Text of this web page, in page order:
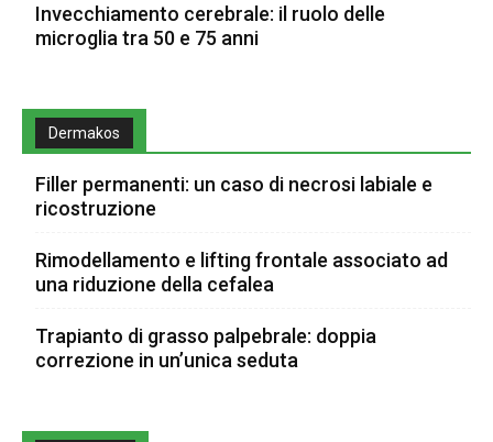
Invecchiamento cerebrale: il ruolo delle
microglia tra 50 e 75 anni
Dermakos
Filler permanenti: un caso di necrosi labiale e
ricostruzione
Rimodellamento e lifting frontale associato ad
una riduzione della cefalea
Trapianto di grasso palpebrale: doppia
correzione in un’unica seduta